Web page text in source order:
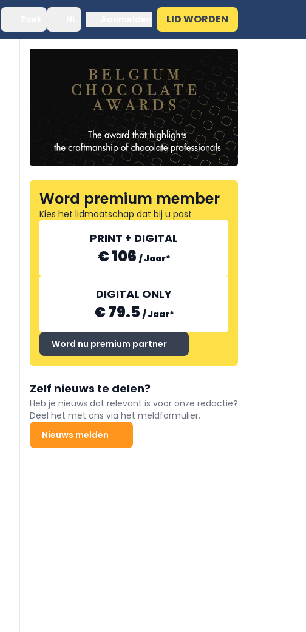
LID WORDEN
Word premium member
Kies het lidmaatschap dat bij u past
PRINT + DIGITAL
€ 106 /Jaar*
DIGITAL ONLY
€ 79.5 /Jaar*
Word nu premium partner
Zelf nieuws te delen?
Heb je nieuws dat relevant is voor onze redactie?
Deel het met ons via het meldformulier.
Nieuws melden